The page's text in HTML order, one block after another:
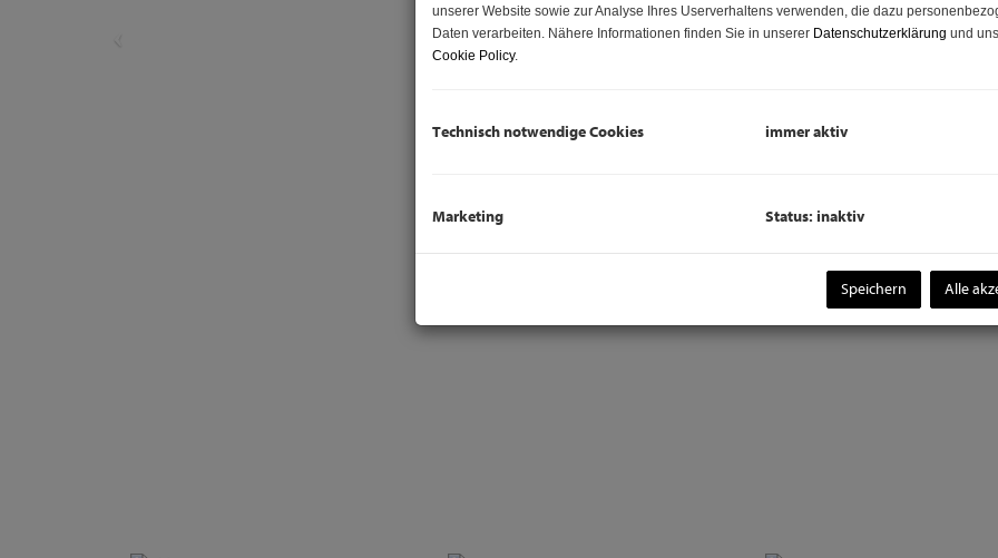
unserer Website sowie zur Analyse Ihres Userverhaltens verwenden, die dazu
Daten verarbeiten. Nähere Informationen finden Sie in unserer Datenschutzerklärung und
Cookie Policy.
Technisch notwendige Cookies immer aktiv
Marketing Status: inaktiv
Speichern Alle